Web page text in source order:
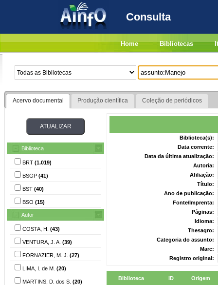
Consulta
Home Bibliotecas
Acervo documental Produção científica Coleção de periódicos
Biblioteca
BRT (1.019)
BSGP (41)
BST (40)
BSO (15)
Autor
COSTA, H. (43)
VENTURA, J. A. (39)
FORNAZIER, M. J. (27)
LIMA, I. de M. (20)
MARTINS, D. dos S. (20)
Biblioteca(s):
Data corrente:
Data da última atualização:
Autoria:
Afiliação:
Título:
Ano de publicação:
Fonte/Imprenta:
Páginas:
Idioma:
Thesagro:
Categoria do assunto:
Marc:
Registro original:
Biblioteca ID Origem